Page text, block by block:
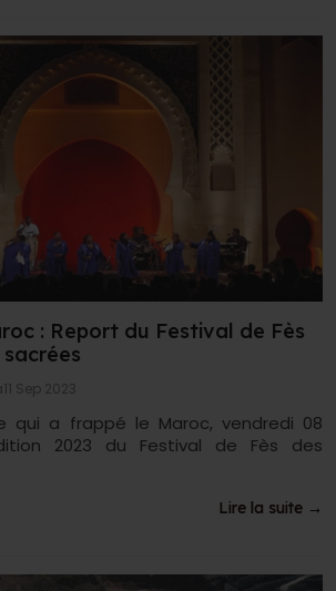
: Report du Festival de Fès
11 Sep 2023
qui a frappé le Maroc, vendredi 08
2023 du Festival de Fès des
Lire la suite →